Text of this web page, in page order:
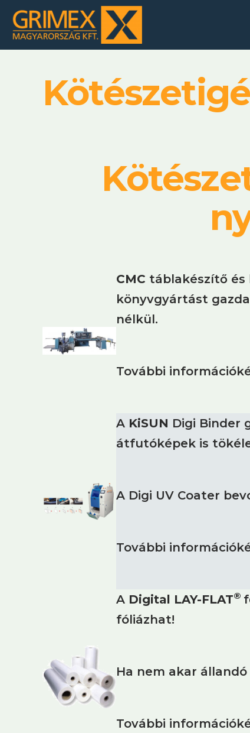
CMC táblakészítő és
könyvgyártást
nélkül.
További
A KiSUN Digi Binder
átfutóképek is
A Digi UV Coater
További
A Digital LAY-FLAT®
fóliázhat!
Ha nem akar
További